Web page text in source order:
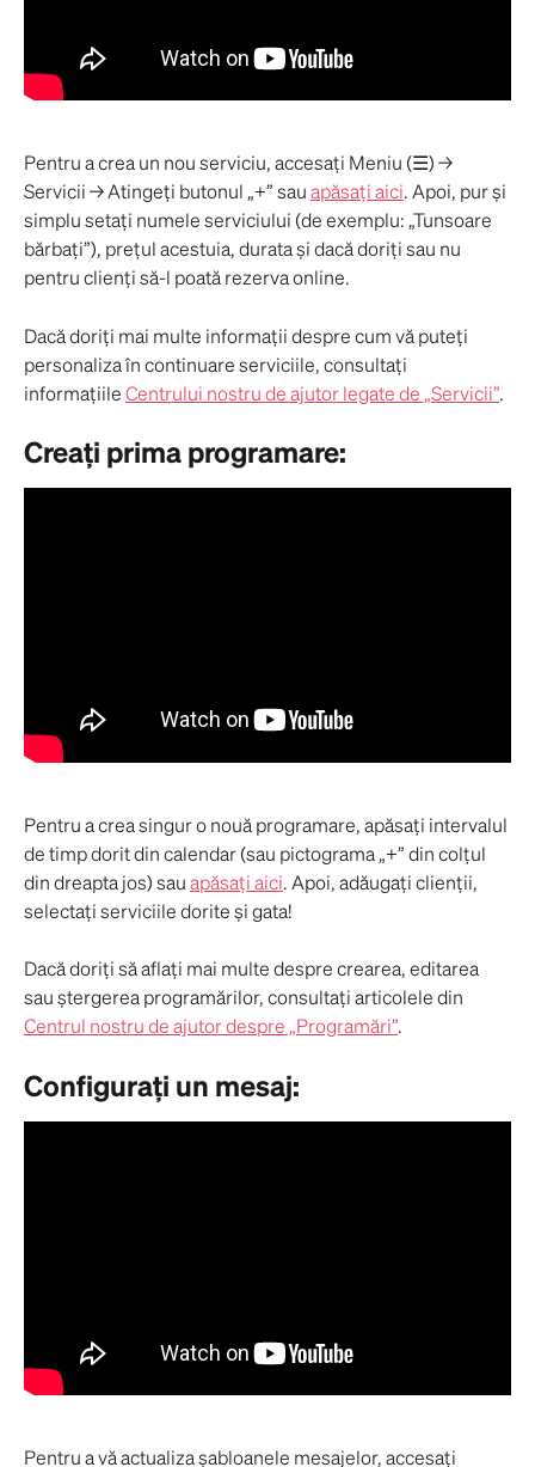
Pentru a crea un nou serviciu, accesați Meniu (☰) →
Servicii → Atingeți butonul „+” sau apăsați aici. Apoi, pur și
simplu setați numele serviciului (de exemplu: „Tunsoare
bărbați”), prețul acestuia, durata și dacă doriți sau nu
pentru clienți să-l poată rezerva online.
Dacă doriți mai multe informații despre cum vă puteți
personaliza în continuare serviciile, consultați
informațiile Centrului nostru de ajutor legate de „Servicii”.
Creați prima programare:
Pentru a crea singur o nouă programare, apăsați intervalul
de timp dorit din calendar (sau pictograma „+” din colțul
din dreapta jos) sau apăsați aici. Apoi, adăugați clienții,
selectați serviciile dorite și gata!
Dacă doriți să aflați mai multe despre crearea, editarea
sau ștergerea programărilor, consultați articolele din
Centrul nostru de ajutor despre „Programări”.
Configurați un mesaj:
Pentru a vă actualiza șabloanele mesajelor, accesați